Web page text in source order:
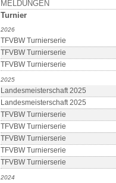
MELDUNGEN
Turnier
2026
TFVBW Turnierserie
TFVBW Turnierserie
TFVBW Turnierserie
2025
Landesmeisterschaft 2025
Landesmeisterschaft 2025
TFVBW Turnierserie
TFVBW Turnierserie
TFVBW Turnierserie
TFVBW Turnierserie
TFVBW Turnierserie
2024